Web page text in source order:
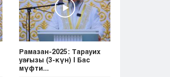
Рамазан-2025: Тарауих
уағызы (3-күн) | Бас
мүфти...